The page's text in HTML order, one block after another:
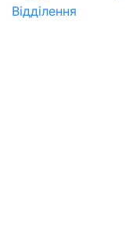
Відділення
Ваші дані